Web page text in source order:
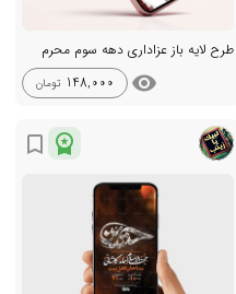
طرح لایه باز عزاداری دهه سوم محرم
visibility
148,000 تومان
workspace_premium
bookmark_border